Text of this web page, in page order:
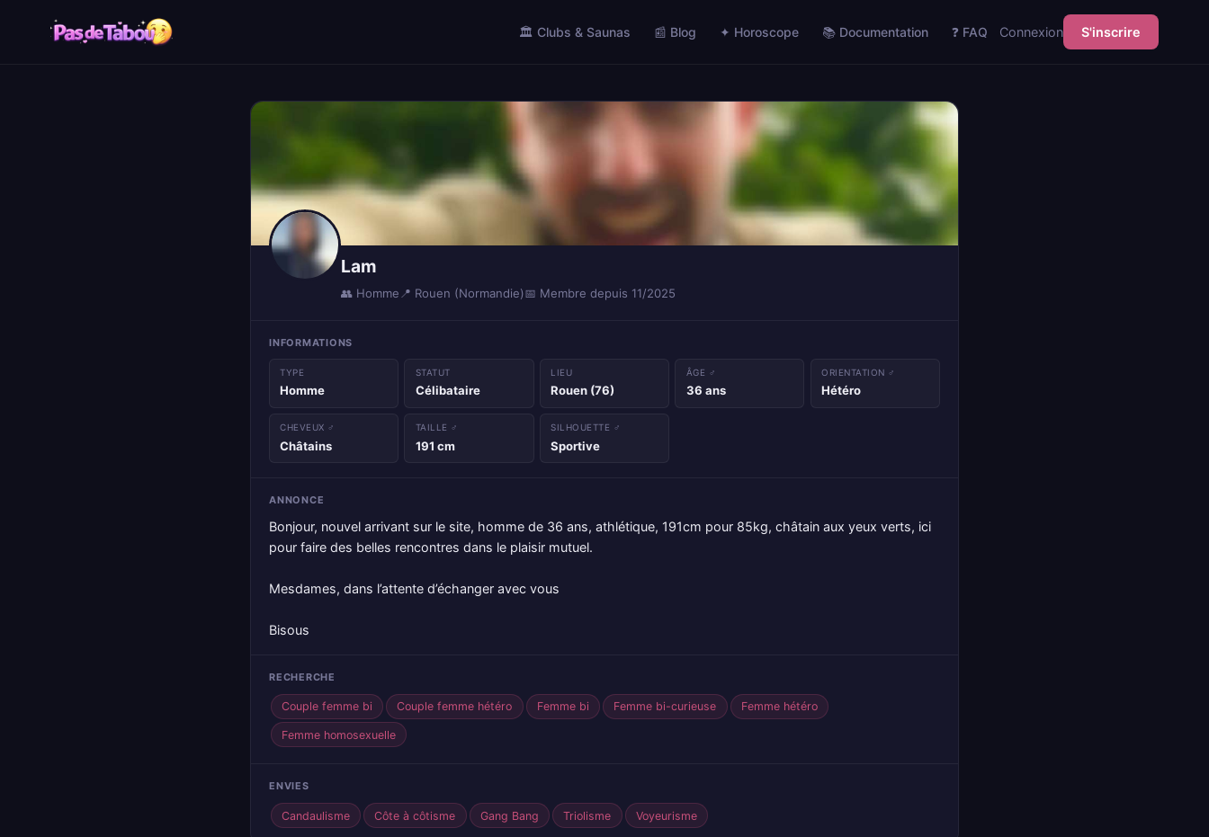
🏛️ Clubs & Saunas 📰 Blog ✦ Horoscope 📚 Documentation ❓ FAQ Connexion S'inscrire
Lam
👥 Homme 📍 Rouen (Normandie)📅 Membre depuis 11/2025
INFORMATIONS
TYPE
Homme
STATUT
Célibataire
LIEU
Rouen (76)
ÂGE ♂
36 ans
ORIENTATION ♂
Hétéro
CHEVEUX ♂
Châtains
TAILLE ♂
191 cm
SILHOUETTE ♂
Sportive
ANNONCE
Bonjour, nouvel arrivant sur le site, homme de 36 ans, athlétique, 191cm pour 85kg, châtain aux yeux verts, ici
pour faire des belles rencontres dans le plaisir mutuel.
Mesdames, dans l’attente d’échanger avec vous
Bisous
RECHERCHE
Couple femme bi Couple femme hétéro Femme bi Femme bi-curieuse Femme hétéro
Femme homosexuelle
ENVIES
Candaulisme Côte à côtisme Gang Bang Triolisme Voyeurisme